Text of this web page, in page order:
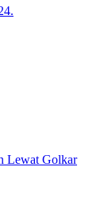
Lewat Golkar